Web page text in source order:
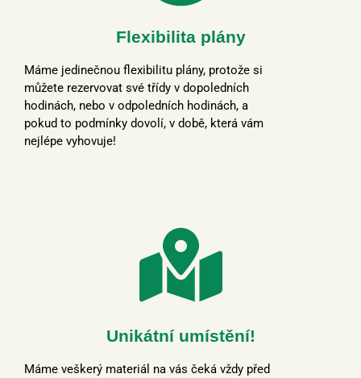
Flexibilita plány
Máme jedinečnou flexibilitu plány, protože si
můžete rezervovat své třídy v dopoledních
hodinách, nebo v odpoledních hodinách, a
pokud to podmínky dovolí, v době, která vám
nejlépe vyhovuje!
Unikátní umístění!
Máme veškerý materiál na vás čeká vždy před